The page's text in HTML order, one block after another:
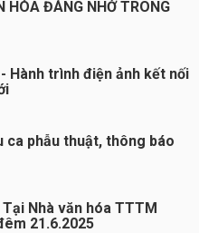
HÓA ĐÁNG NHỚ TRONG
Hành trình điện ảnh kết nối
ca phẫu thuật, thông báo
Nhà văn hóa TTTM
21.6.2025